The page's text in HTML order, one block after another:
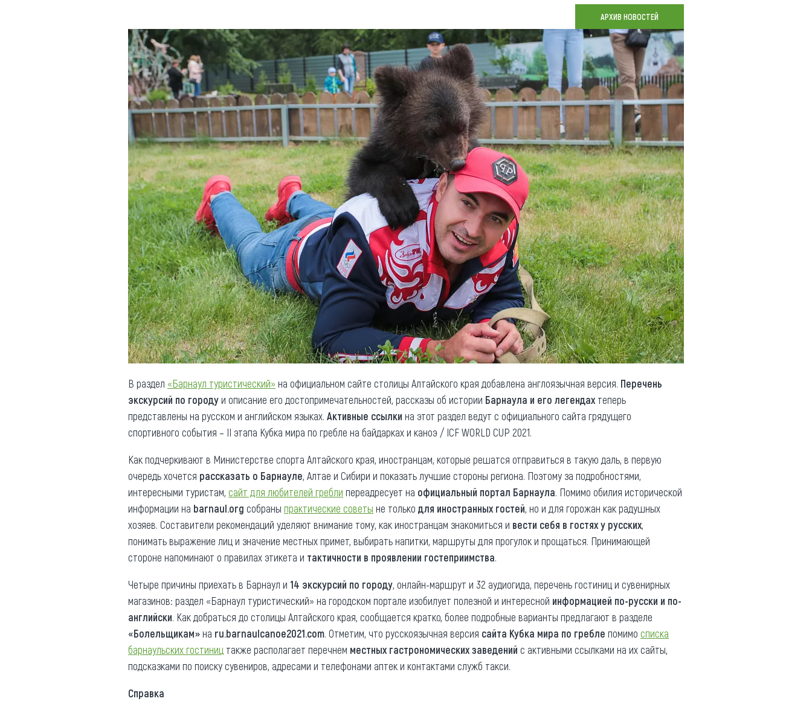
Придорожные кафе
Новости
Что привезти (сувениры)
Общая информация
Как добраться
Люди, прославившие Алтай
Карты и буклеты
Коллекция впечатлений
Блог путешественника
Видеогалерея
Фотогалерея
Другие рубрики
Реестр туроператоров
Реестр туристических
агентств Алтайского края
Обращения граждан
Противодействие коррупции
АРХИВ НОВОСТЕЙ
В раздел «Барнаул туристический» на официальном сайте столицы Алтайского края добавлена англоязычная версия. Перечень
экскурсий по городуи описание его достопримечательностей, рассказы об истории Барнаула и его легендах теперь
представлены на русском и английском языках. Активные ссылки на этот раздел ведут с официального сайта грядущего
спортивного события – II этапа Кубка мира по гребле на байдарках и каноэ / ICF WORLD CUP 2021.
Как подчеркивают в Министерстве спорта Алтайского края, иностранцам, которые решатся отправиться в такую даль, в первую
очередь хочется рассказать о Барнауле, Алтае и Сибири и показать лучшие стороны региона. Поэтому за подробностями,
интересными туристам, сайт для любителей гребли переадресует на официальный портал Барнаула. Помимо обилия исторической
информации на barnaul.org собраны практические советы не только для иностранных гостей, но и для горожан как радушных
хозяев. Составители рекомендаций уделяют внимание тому, как иностранцам знакомиться и вести себя в гостях у русских,
понимать выражение лиц и значение местных примет, выбирать напитки, маршруты для прогулок и прощаться. Принимающей
стороне напоминают о правилах этикета и тактичности в проявлении гостеприимства.
Четыре причины приехать в Барнаул и 14 экскурсий по городу, онлайн-маршрут и 32 аудиогида, перечень гостиниц и сувенирных
магазинов: раздел «Барнаул туристический» на городском портале изобилует полезной и интересной информацией по-русски и по-
английски. Как добраться до столицы Алтайского края, сообщается кратко, более подробные варианты предлагают в разделе
«Болельщикам»на ru.barnaulcanoe2021.com. Отметим, что русскоязычная версия сайта Кубка мира по гребле помимо списка
барнаульских гостиниц также располагает перечнем местных гастрономических заведений с активными ссылками на их сайты,
подсказками по поиску сувениров, адресами и телефонами аптек и контактами служб такси.
Справка